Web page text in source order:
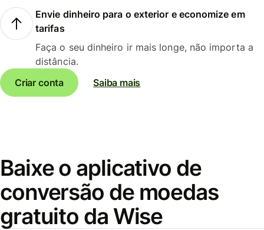
Envie dinheiro para o exterior e economize em
tarifas
Faça o seu dinheiro ir mais longe, não importa a
distância.
Criar conta
Saiba mais
Baixe o aplicativo de
conversão de moedas
gratuito da Wise